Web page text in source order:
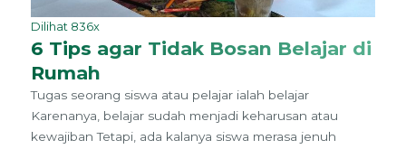
Dilihat 836x
6 Tips agar Tidak Bosan Belajar di
Rumah
Tugas seorang siswa atau pelajar ialah belajar
Karenanya, belajar sudah menjadi keharusan atau
kewajiban Tetapi, ada kalanya siswa merasa jenuh